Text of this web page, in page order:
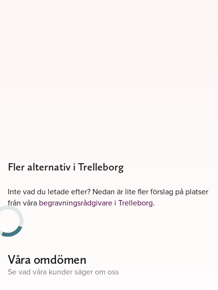
Fler alternativ i Trelleborg
Inte vad du letade efter? Nedan är lite fler förslag på platser
från våra begravningsrådgivare i Trelleborg.
Våra omdömen
Se vad våra kunder säger om oss